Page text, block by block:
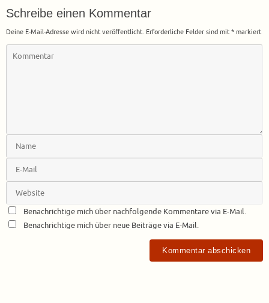
Schreibe einen Kommentar
Deine E-Mail-Adresse wird nicht veröffentlicht. Erforderliche Felder sind mit * markiert
Benachrichtige mich über nachfolgende Kommentare via E-Mail.
Benachrichtige mich über neue Beiträge via E-Mail.